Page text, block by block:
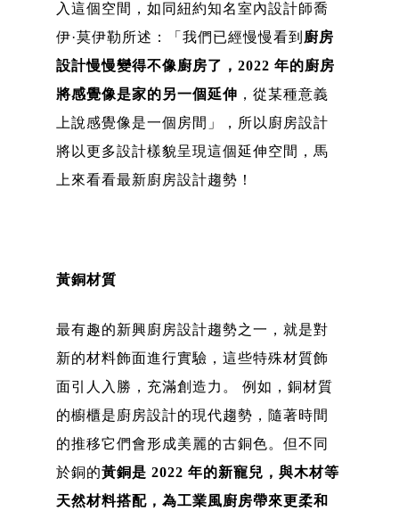
入這個空間，如同紐約知名室內設計師喬
伊·莫伊勒所述：「我們已經慢慢看到 廚房
設計慢慢變得不像廚房了，2022 年的廚房
將感覺像是家的另一個延伸 ，從某種意義
上說感覺像是一個房間」，所以廚房設計
將以更多設計樣貌呈現這個延伸空間，馬
上來看看最新廚房設計趨勢！
黃銅材質
最有趣的新興廚房設計趨勢之一，就是對
新的材料飾面進行實驗，這些特殊材質飾
面引人入勝，充滿創造力。 例如，銅材質
的櫥櫃是廚房設計的現代趨勢，隨著時間
的推移它們會形成美麗的古銅色。但不同
於銅的黃銅是 2022 年的新寵兒，與木材等
天然材料搭配，為工業風廚房帶來更柔和